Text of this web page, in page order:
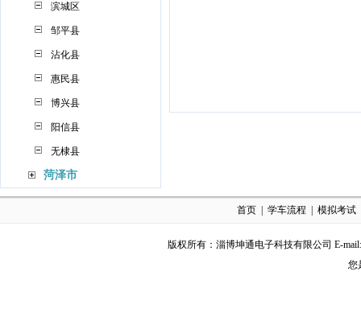
滨城区
邹平县
沾化县
惠民县
博兴县
阳信县
无棣县
菏泽市
首页 |学车流程 |模拟考试
版权所有：淄博坤通电子科技有限公司 E-
您